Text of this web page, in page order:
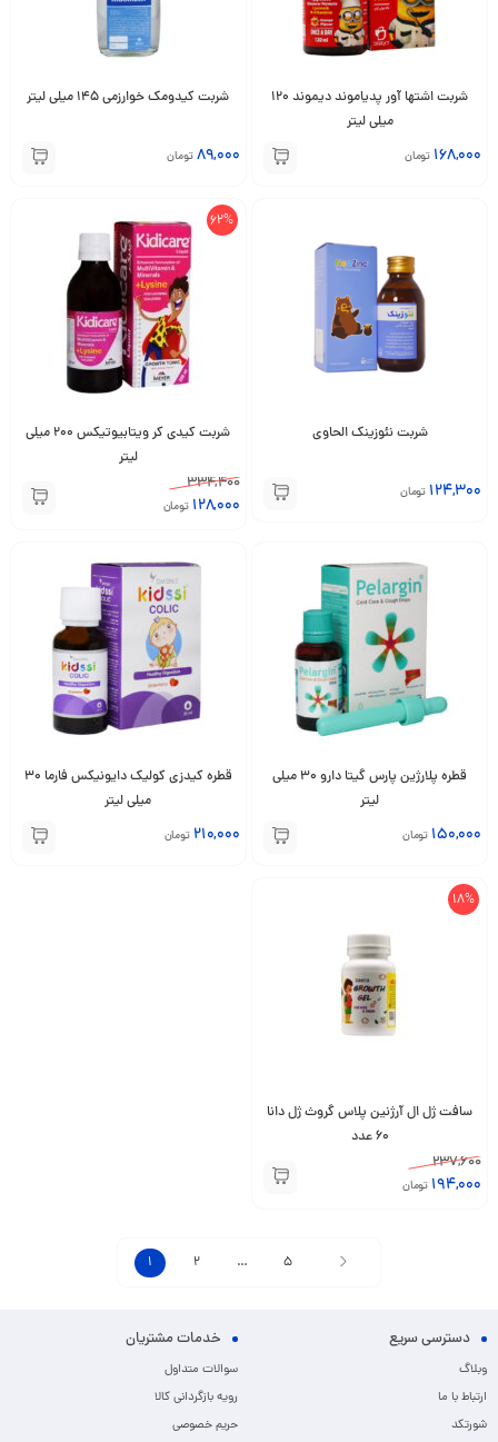
شربت اشتها آور پدیاموند دیموند 120
میلی لیتر
168,000 تومان
شربت کیدومک خوارزمی 145 میلی لیتر
89,000 تومان
شربت نئوزینک الحاوی
124,300 تومان
62%
شربت کیدی کر ویتابیوتیکس ۲۰۰ میلی
لیتر
334,400
128,000 تومان
قطره پلارژین پارس گیتا دارو 30 میلی
لیتر
150,000 تومان
قطره کیدزی کولیک دایونیکس فارما 30
میلی لیتر
210,000 تومان
18%
سافت ژل ال آرژنین پلاس گروث ژل دانا
60 عدد
237,600
194,000 تومان
1 2 … 5
دسترسی سریع
وبلاگ
ارتباط با ما
شورتکد
خدمات مشتریان
سوالات متداول
رویه بازگردانی کالا
حریم خصوصی